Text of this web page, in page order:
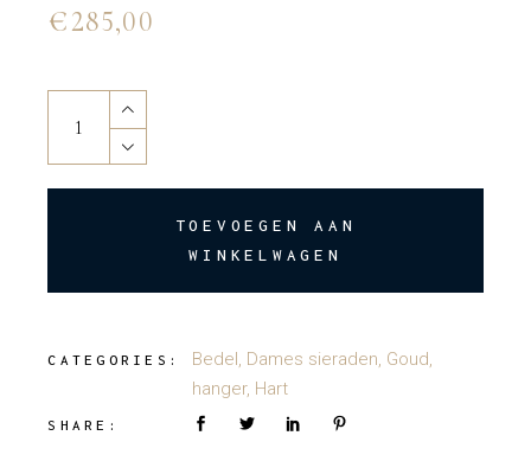
€285,00
Cause your love is everywhere, mini heart pendant quantity
TOEVOEGEN AAN
WINKELWAGEN
CATEGORIES: Bedel, Dames sieraden, Goud,
hanger, Hart
SHARE: